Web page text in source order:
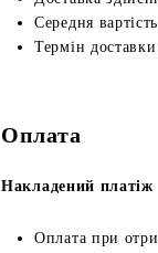
Середня
Термін
Оплата
Накладений платіж
Оплата при